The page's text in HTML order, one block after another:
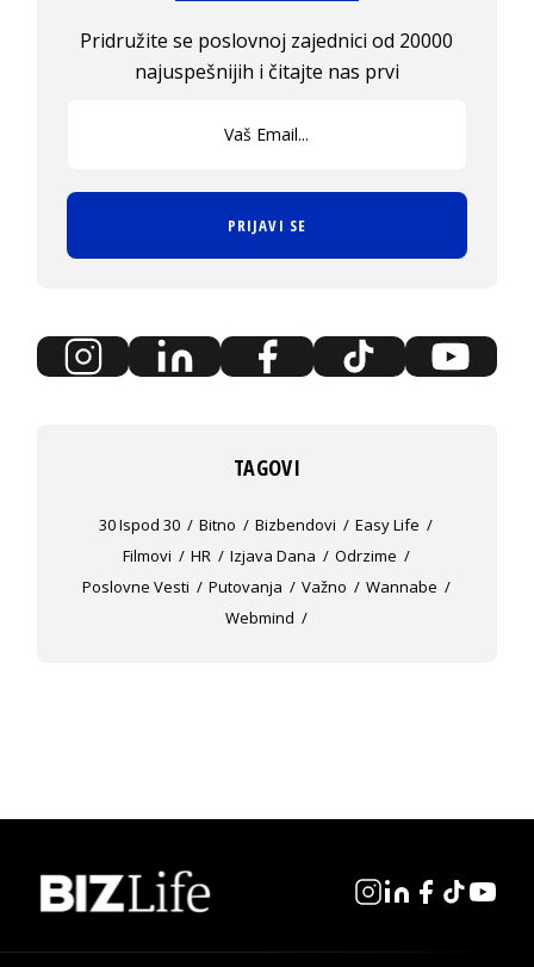
Pridružite se poslovnoj zajednici od 20000
najuspešnijih i čitajte nas prvi
PRIJAVI SE
TAGOVI
30 Ispod 30 Bitno Bizbendovi
Easy Life
Filmovi
HR Izjava Dana
Odrzime
Poslovne Vesti
Putovanja Važno
Wannabe
Webmind